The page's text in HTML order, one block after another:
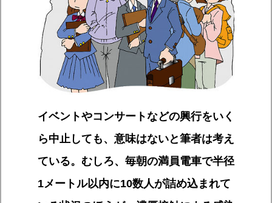
イベントやコンサートなどの興行をいく
ら中止しても、意味はないと筆者は考え
ている。むしろ、毎朝の満員電車で半径
1メートル以内に10数人が詰め込まれて